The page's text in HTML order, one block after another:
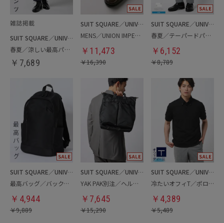
SUIT SQUARE／UNIVERSAL LANGUAGE
春夏／涼しい最高パンツ
￥ 7,689
SUIT SQUARE／UNIVERSAL LANGUAGE
MENS／UNION IMPERIAL監修／コインローファー
￥ 11,473
￥16,390
SUIT SQUARE／UNIVERSAL LANGUAGE
春夏／テーパードパンツ
￥ 6,152
￥8,789
SUIT SQUARE／UNIVERSAL LANGUAGE
最高バッグ／バックパック
￥ 4,944
￥9,889
SUIT SQUARE／UNIVERSAL LANGUAGE
YAK PAK別注／ヘルメットバッグ
￥ 7,645
￥15,290
SUIT SQUARE／UNIVERSAL LANGUAGE
冷たいオフィT／ポロシャツ
￥ 4,389
￥5,489